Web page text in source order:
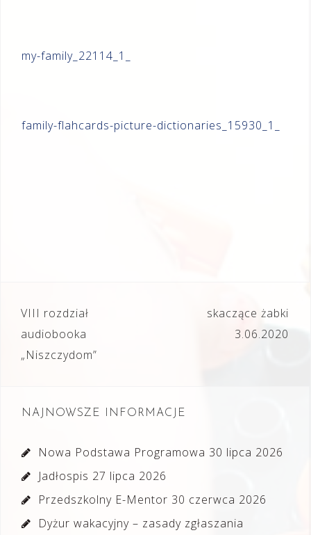
my-family_22114_1_
family-flahcards-picture-dictionaries_15930_1_
Nawigacja
wpisu
VIII rozdział
audiobooka
„Niszczydom”
skaczące żabki
3.06.2020
NAJNOWSZE INFORMACJE
Nowa Podstawa Programowa 30 lipca 2026
Jadłospis 27 lipca 2026
Przedszkolny E-Mentor 30 czerwca 2026
Dyżur wakacyjny – zasady zgłaszania